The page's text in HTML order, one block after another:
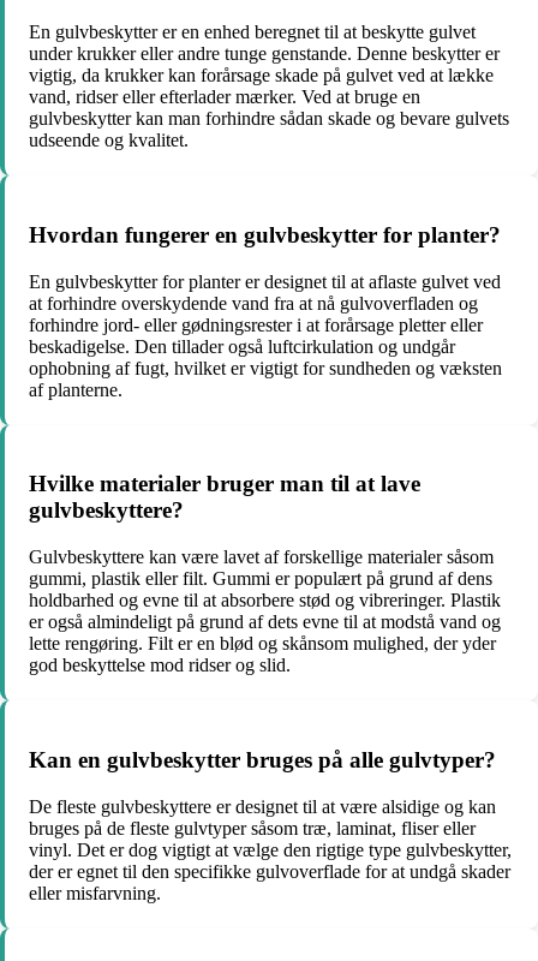
En gulvbeskytter er en enhed beregnet til at beskytte gulvet
under krukker eller andre tunge genstande. Denne beskytter er
vigtig, da krukker kan forårsage skade på gulvet ved at lække
vand, ridser eller efterlader mærker. Ved at bruge en
gulvbeskytter kan man forhindre sådan skade og bevare gulvets
udseende og kvalitet.
Hvordan fungerer en gulvbeskytter for planter?
En gulvbeskytter for planter er designet til at aflaste gulvet ved
at forhindre overskydende vand fra at nå gulvoverfladen og
forhindre jord- eller gødningsrester i at forårsage pletter eller
beskadigelse. Den tillader også luftcirkulation og undgår
ophobning af fugt, hvilket er vigtigt for sundheden og væksten
af planterne.
Hvilke materialer bruger man til at lave
gulvbeskyttere?
Gulvbeskyttere kan være lavet af forskellige materialer såsom
gummi, plastik eller filt. Gummi er populært på grund af dens
holdbarhed og evne til at absorbere stød og vibreringer. Plastik
er også almindeligt på grund af dets evne til at modstå vand og
lette rengøring. Filt er en blød og skånsom mulighed, der yder
god beskyttelse mod ridser og slid.
Kan en gulvbeskytter bruges på alle gulvtyper?
De fleste gulvbeskyttere er designet til at være alsidige og kan
bruges på de fleste gulvtyper såsom træ, laminat, fliser eller
vinyl. Det er dog vigtigt at vælge den rigtige type gulvbeskytter,
der er egnet til den specifikke gulvoverflade for at undgå skader
eller misfarvning.